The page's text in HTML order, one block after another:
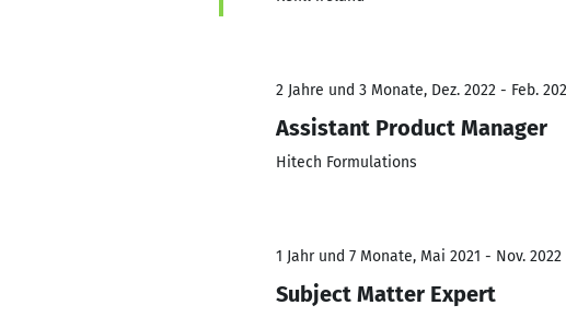
2 Jahre und 3 Monate, Dez. 2022 - Feb.
Assistant Product Manager
Hitech Formulations
1 Jahr und 7 Monate, Mai 2021 - Nov. 2022
Subject Matter Expert